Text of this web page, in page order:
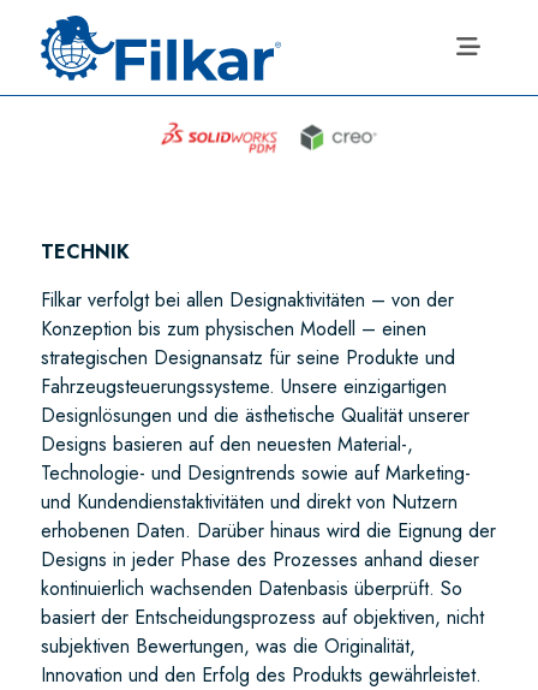
TECHNIK
Filkar verfolgt bei allen Designaktivitäten – von der
Konzeption bis zum physischen Modell – einen
strategischen Designansatz für seine Produkte und
Fahrzeugsteuerungssysteme. Unsere einzigartigen
Designlösungen und die ästhetische Qualität unserer
Designs basieren auf den neuesten Material-,
Technologie- und Designtrends sowie auf Marketing-
und Kundendienstaktivitäten und direkt von Nutzern
erhobenen Daten. Darüber hinaus wird die Eignung der
Designs in jeder Phase des Prozesses anhand dieser
kontinuierlich wachsenden Datenbasis überprüft. So
basiert der Entscheidungsprozess auf objektiven, nicht
subjektiven Bewertungen, was die Originalität,
Innovation und den Erfolg des Produkts gewährleistet.